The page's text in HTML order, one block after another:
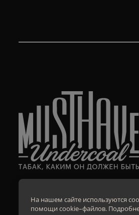
На нашем сайте используются
помощи cookie–файлов.